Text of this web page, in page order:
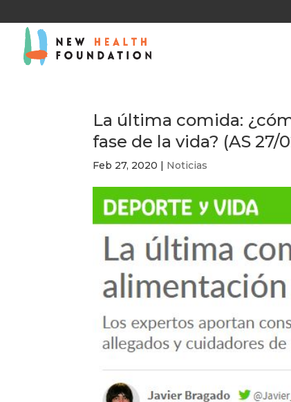
La última comida:
fase de la vida? (AS 27/
Feb 27, 2020 | Noticias